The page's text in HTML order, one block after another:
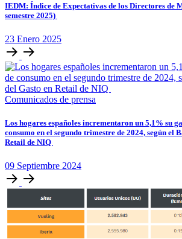
IEDM: Índice de Expectativas de los Directores de
semestre 2025)
23 Enero 2025
Comunicados de prensa
Los hogares españoles incrementaron un 5,1% su
consumo en el segundo trimestre de 2024, según el
Retail de NIQ
09 Septiembre 2024